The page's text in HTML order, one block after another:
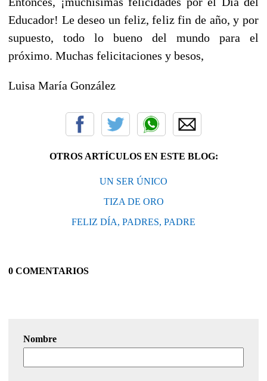
Educador! Le deseo un feliz, feliz fin de año, y por
supuesto, todo lo bueno del mundo para el
próximo. Muchas felicitaciones y besos,
Luisa María González
OTROS ARTÍCULOS EN ESTE BLOG:
UN SER ÚNICO
TIZA DE ORO
FELIZ DÍA, PADRES, PADRE
0 COMENTARIOS
Nombre